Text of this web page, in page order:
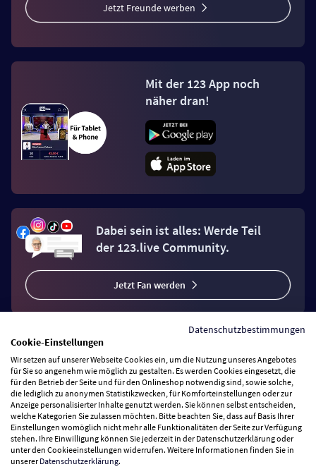
Jetzt Freunde werben
Mit der 123 App noch
näher dran!
Dabei sein ist alles: Werde Teil
der 123.live Community.
Jetzt Fan werden
Vertrag widerrufen
Zahlungsarten
Wir versenden mit
Datenschutzbestimmungen
Cookie-Einstellungen
Wir setzen auf unserer Webseite Cookies ein, um die Nutzung unseres Angebotes
für Sie so angenehm wie möglich zu gestalten. Es werden Cookies eingesetzt, die
für den Betrieb der Seite und für den Onlineshop notwendig sind, sowie solche,
die lediglich zu anonymen Statistikzwecken, für Komforteinstellungen oder zur
Anzeige personalisierter Inhalte genutzt werden. Sie können selbst entscheiden,
welche Kategorien Sie zulassen möchten. Bitte beachten Sie, dass auf Basis Ihrer
Einstellungen womöglich nicht mehr alle Funktionalitäten der Seite zur Verfügung
stehen. Ihre Einwilligung können Sie jederzeit in der Datenschutzerklärung oder
unter den Cookieeinstellungen widerrufen. Weitere Informationen finden Sie in
unsererDatenschutzerklärung.